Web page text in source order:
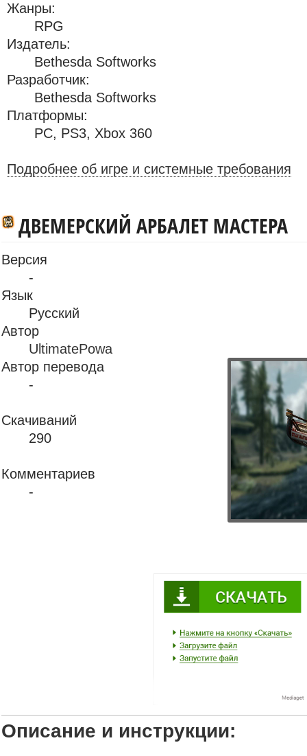
Жанры:
RPG
Издатель:
Bethesda Softworks
Разработчик:
Bethesda Softworks
Платформы:
PC, PS3, Xbox 360
Подробнее об игре и системные требования
ДВЕМЕРСКИЙ АРБАЛЕТ МАСТЕРА
Версия
-
Язык
Русский
Автор
UltimatePowa
Автор перевода
-
Скачиваний
290
Комментариев
-
Описание и инструкции: